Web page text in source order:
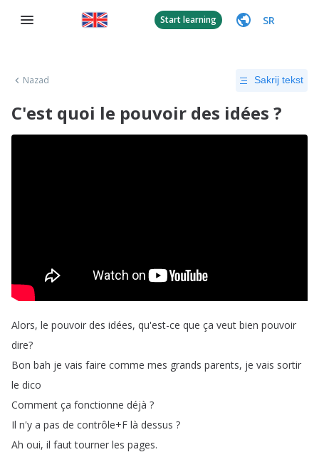
Start learning SR
Nazad Sakrij tekst
C'est quoi le pouvoir des idées ?
Alors, le pouvoir des idées, qu'est-ce que ça veut bien pouvoir
dire?
Bon bah je vais faire comme mes grands parents, je vais sortir
le dico
Comment ça fonctionne déjà ?
Il n'y a pas de contrôle+F là dessus ?
Ah oui, il faut tourner les pages.